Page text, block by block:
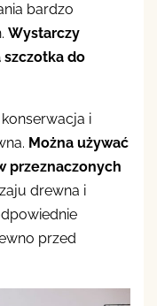
bardzo
Wystarczy
do
i
Można używać
przeznaczonych
drewna i
przed